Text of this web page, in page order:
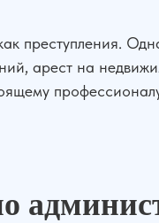
преступления.
арест на